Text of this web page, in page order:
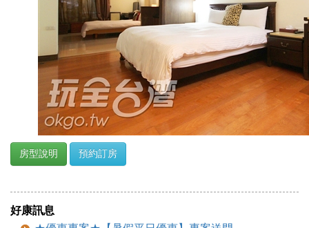
房型說明 預約訂房
好康訊息